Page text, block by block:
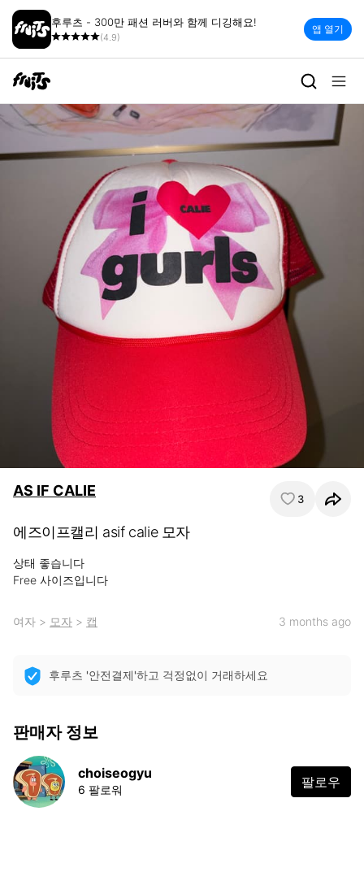
후루츠 - 300만 패션 러버와 함께 디깅해요!
(4.9)
앱 열기
AS IF CALIE 3
에즈이프캘리 asif calie 모자
상태 좋습니다
Free 사이즈입니다
여자 > 모자 > 캡 3 months ago
후루츠 '안전결제'하고 걱정없이 거래하세요
판매자 정보
choiseogyu
6 팔로워 팔로우